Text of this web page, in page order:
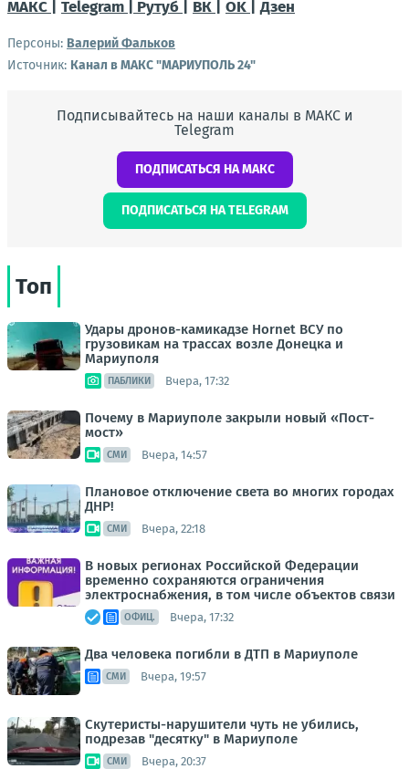
МАКС |
Telegram | Рутуб | ВК | OK | Дзен
Персоны: Валерий Фальков
Источник: Канал в МАКС "МАРИУПОЛЬ 24"
Подписывайтесь на наши каналы в МАКС и
Telegram
ПОДПИСАТЬСЯ НА МАКС
ПОДПИСАТЬСЯ НА TELEGRAM
Топ
Удары дронов-камикадзе Hornet ВСУ по
грузовикам на трассах возле Донецка и
Мариуполя
ПАБЛИКИ Вчера, 17:32
Почему в Мариуполе закрыли новый «Пост-
мост»
СМИ Вчера, 14:57
Плановое отключение света во многих городах
ДНР!
СМИ Вчера, 22:18
В новых регионах Российской Федерации
временно сохраняются ограничения
электроснабжения, в том числе объектов связи
ОФИЦ. Вчера, 17:32
Два человека погибли в ДТП в Мариуполе
СМИ Вчера, 19:57
Скутеристы-нарушители чуть не убились,
подрезав "десятку" в Мариуполе
СМИ Вчера, 20:37